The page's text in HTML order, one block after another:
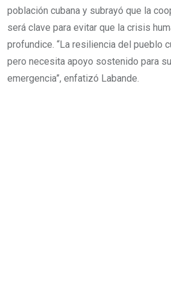
población cubana y subrayó que la
será clave para evitar que la crisis
profundice. “La resiliencia del pueblo
pero necesita apoyo sostenido para
emergencia”, enfatizó Labande.